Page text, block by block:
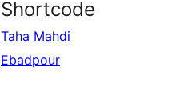
Shortcode
Taha Mahdi
Ebadpour